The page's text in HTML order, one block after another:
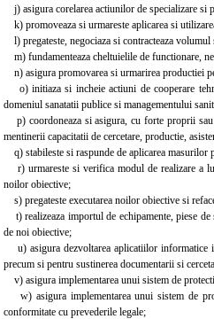
j) asigura corelarea actiunilor de specializare si
k) promoveaza si urmareste aplicarea si
l) pregateste, negociaza si contracteaza
m) fundamenteaza cheltuielile de functionare,
n) asigura promovarea si urmarirea productiei
o) initiaza si incheie actiuni de cooperare
domeniul sanatatii publice si managementului
p) coordoneaza si asigura, cu forte proprii sau
mentinerii capacitatii de cercetare, productie,
q) stabileste si raspunde de aplicarea masurilor
r) urmareste si verifica modul de realizare a
noilor obiective;
s) pregateste executarea noilor obiective si
t) realizeaza importul de echipamente, piese de
de noi obiective;
u) asigura dezvoltarea aplicatiilor informatice
precum si pentru sustinerea documentarii si
v) asigura implementarea unui sistem de
w) asigura implementarea unui sistem de
conformitate cu prevederile legale;